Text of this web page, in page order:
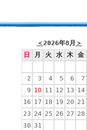
＜2026年8月 ＞
日
月 火 水 木 金
2 3 4 5 6
7
9 10 11 12 13 14
16 17 18 19 20 21
23 24 25 26 27 28
30 31